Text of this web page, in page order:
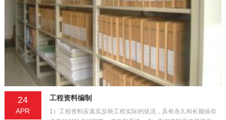
24
APR
工程资料编制
1）工程资料应真实反映工程实际的状况，具有永久和长期保存